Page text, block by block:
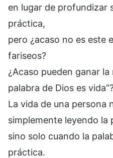
en lugar de profundizar
práctica,
pero ¿acaso no es este
fariseos?
¿Acaso pueden ganar la
palabra de Dios es
La vida de una persona
simplemente leyendo la
sino solo cuando la
práctica.